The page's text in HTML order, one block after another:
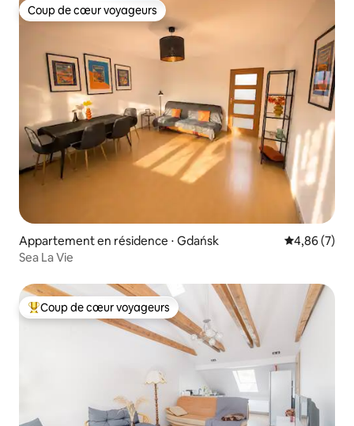
Coup de cœur voyageurs
Coup de cœur voyageurs
Appartement en résidence ⋅ Gdańsk Évaluation
4,86 (7)
Sea La Vie
Coups de cœur voyageurs les plus appréciés
Coup de cœur voyageurs